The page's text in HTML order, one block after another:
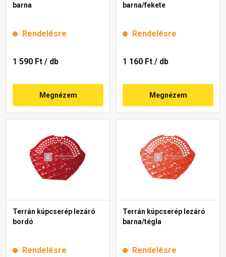
barna
Rendelésre
1 590 Ft / db
Megnézem
barna/fekete
Rendelésre
1 160 Ft / db
Megnézem
Terrán kúpcserép lezáró
bordó
Rendelésre
Terrán kúpcserép lezáró
barna/tégla
Rendelésre